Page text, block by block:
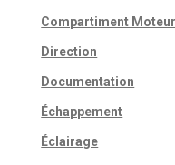
Compartiment Moteur
Direction
Documentation
Échappement
Éclairage